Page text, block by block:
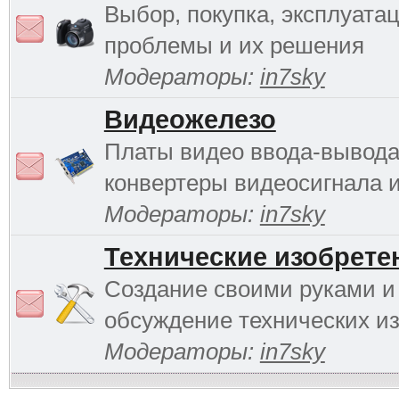
Выбор, покупка,
проблемы и их решения
Модераторы: in7sky
Видеожелезо
Платы видео ввода-
конвертеры видеосигнала
Модераторы: in7sky
Технические
Создание своими руками и
обсуждение технических
Модераторы: in7sky